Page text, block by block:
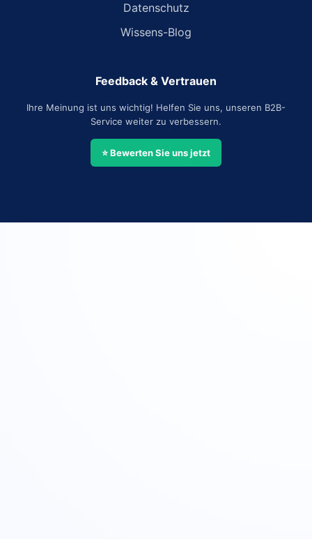
Datenschutz
Wissens-Blog
Feedback & Vertrauen
Ihre Meinung ist uns wichtig! Helfen Sie uns, unseren B2B-
Service weiter zu verbessern.
⭐ Bewerten Sie uns jetzt